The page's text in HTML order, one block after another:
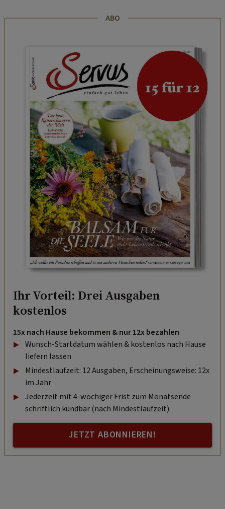
ABO
Ihr Vorteil: Drei Ausgaben
kostenlos
15x nach Hause bekommen & nur 12x bezahlen
Wunsch-Startdatum wählen & kostenlos nach Hause
liefern lassen
Mindestlaufzeit: 12 Ausgaben, Erscheinungsweise: 12x
im Jahr
Jederzeit mit 4-wöchiger Frist zum Monatsende
schriftlich kündbar (nach Mindestlaufzeit).
JETZT ABONNIEREN!